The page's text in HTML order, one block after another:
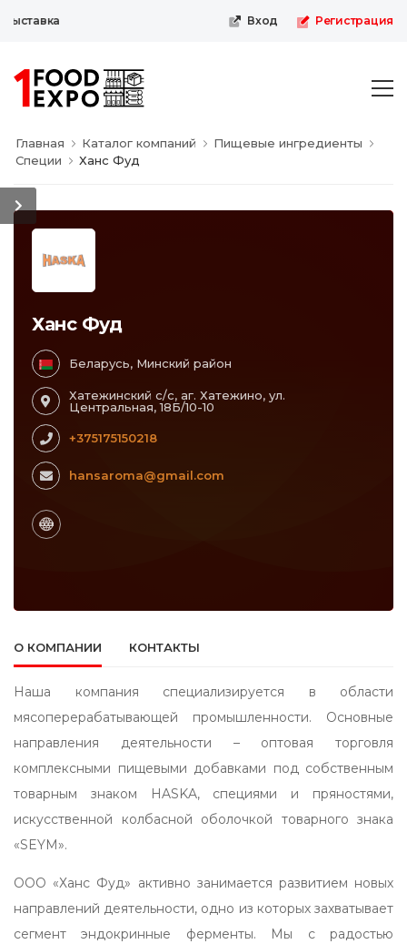
Вход Регистрация
Главная Каталог компаний
Пищевые ингредиенты
Специи
Ханс Фуд
Ханс Фуд
Беларусь, Минский район
Хатежинский с/с, аг. Хатежино, ул.
Центральная, 18Б/10-10
+375175150218
hansaroma@gmail.com
О КОМПАНИИ КОНТАКТЫ
Наша компания специализируется в области
мясоперерабатывающей промышленности. Основные
направления деятельности – оптовая торговля
комплексными пищевыми добавками под собственным
товарным знаком HASKA, специями и пряностями,
искусственной колбасной оболочкой товарного знака
«SEYM».
ООО «Ханс Фуд» активно занимается развитием новых
направлений деятельности, одно из которых захватывает
сегмент эндокринные ферменты. Мы с радостью